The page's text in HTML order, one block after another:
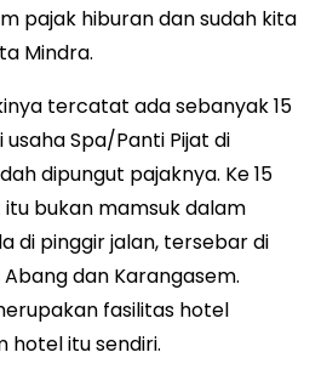
pajak hiburan dan sudah kita
Mindra.
tercatat ada sebanyak 15
Spa/Panti Pijat di
dipungut pajaknya. Ke 15
bukan mamsuk dalam
di pinggir jalan, tersebar di
dan Karangasem.
fasilitas hotel
hotel itu sendiri.